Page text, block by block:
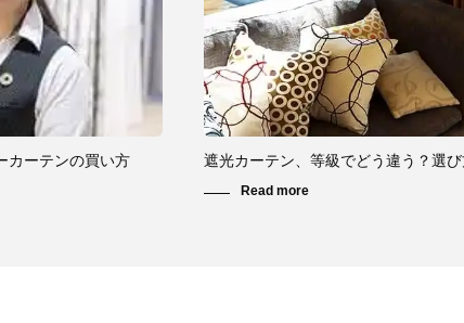
カーテンの買い方 遮光カーテン、等級でどう違う？選び